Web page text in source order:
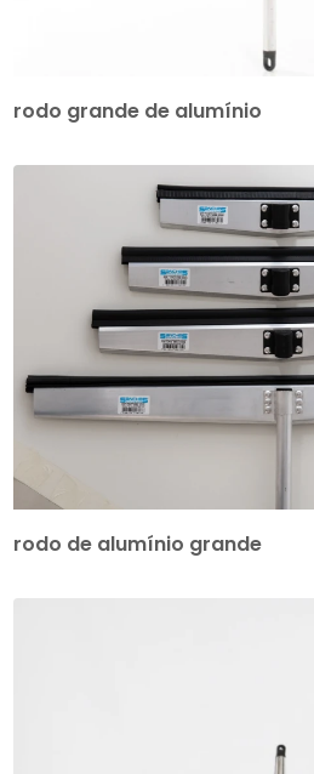
rodo grande de alumínio
rodo de alumínio grande